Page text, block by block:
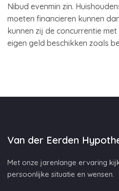
Nibud evenmin zin.
moeten financieren kunnen
kunnen zij de concurrentie
eigen geld beschikken zoals
Van der Eerden
Met onze jarenlange ervaring
persoonlijke situatie en wensen.